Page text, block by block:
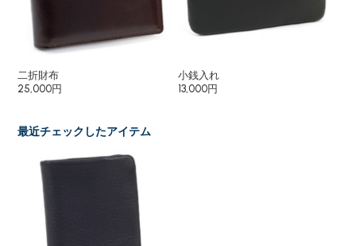
二折財布
25,000円
小銭入れ
13,000円
最近チェックしたアイテム